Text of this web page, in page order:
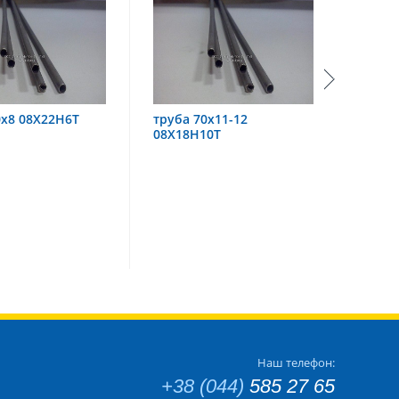
12
труба 60х6 08Х18Н10
Наш телефон:
+38 (044) 585 27 65